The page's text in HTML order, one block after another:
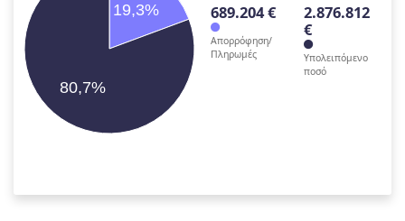
19,3%
80,7%
689.204 €
Απορρόφηση/
Πληρωμές
2.876.812
€
Υπολειπόμενο
ποσό